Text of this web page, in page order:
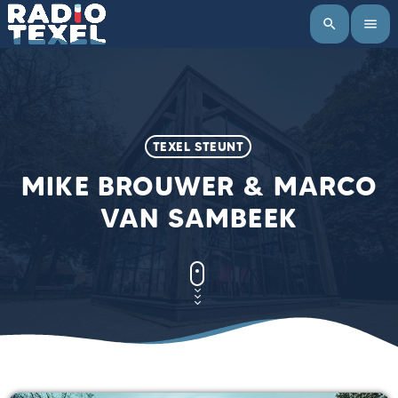
search menu
TEXEL STEUNT
MIKE BROUWER & MARCO
VAN SAMBEEK